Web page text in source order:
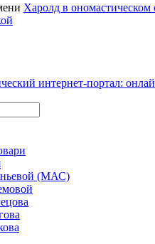
Харолд в ономастическом
интернет-портал:
(МАС)